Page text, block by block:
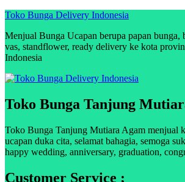
Skip
content
Toko Bunga Delivery Indonesia
Menjual Bunga Ucapan berupa papan bunga,
vas, standflower, ready delivery ke kota
Indonesia
Toko Bunga Tanjung
Toko Bunga Tanjung Mutiara Agam menjual
ucapan duka cita, selamat bahagia, semoga
happy wedding, anniversary, graduation,
Customer Service ;